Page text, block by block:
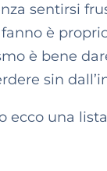
sentirsi
fanno è
è bene
sin
ecco una